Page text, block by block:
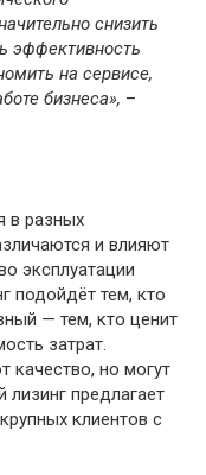
снизить
эффективность
на сервисе,
бизнеса», –
в разных
и влияют
эксплуатации
подойдёт тем, кто
— тем, кто ценит
затрат.
качество, но могут
предлагает
клиентов с